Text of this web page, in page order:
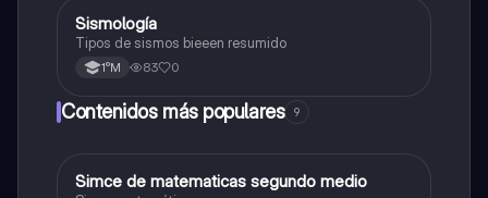
Física
Sismología
Tipos de sismos bieeen resumido
1°M 83 0
Contenidos más populares 9
Matemáticas
Simce de matematicas segundo medio